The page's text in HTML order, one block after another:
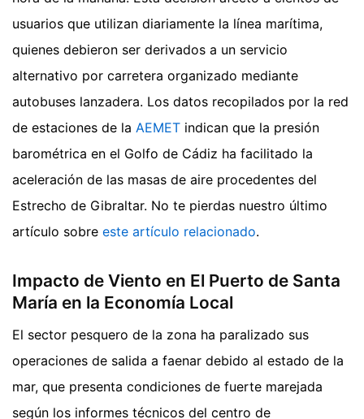
usuarios que utilizan diariamente la línea marítima,
quienes debieron ser derivados a un servicio
alternativo por carretera organizado mediante
autobuses lanzadera. Los datos recopilados por la red
de estaciones de la AEMET indican que la presión
barométrica en el Golfo de Cádiz ha facilitado la
aceleración de las masas de aire procedentes del
Estrecho de Gibraltar. No te pierdas nuestro último
artículo sobre este artículo relacionado.
Impacto de Viento en El Puerto de Santa
María en la Economía Local
El sector pesquero de la zona ha paralizado sus
operaciones de salida a faenar debido al estado de la
mar, que presenta condiciones de fuerte marejada
según los informes técnicos del centro de